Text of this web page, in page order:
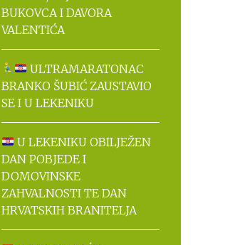
BUKOVCA I DAVORA
VALENTIĆA
ULTRAMARATONAC
BRANKO ŠUBIĆ ZAUSTAVIO
SE I U LEKENIKU
U LEKENIKU OBILJEŽEN
DAN POBJEDE I
DOMOVINSKE
ZAHVALNOSTI TE DAN
HRVATSKIH BRANITELJA